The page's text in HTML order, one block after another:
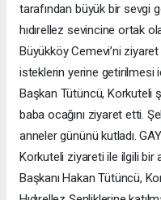
tarafından büyük bir sevgi
hıdırellez sevincine ortak
Büyükköy Cemevi’ni
isteklerin yerine getirilmesi
Başkan Tütüncü, Korkuteli
baba ocağını ziyaret etti.
anneler gününü kutladı.
Korkuteli ziyareti ile ilgili bir
Başkanı Hakan Tütüncü,